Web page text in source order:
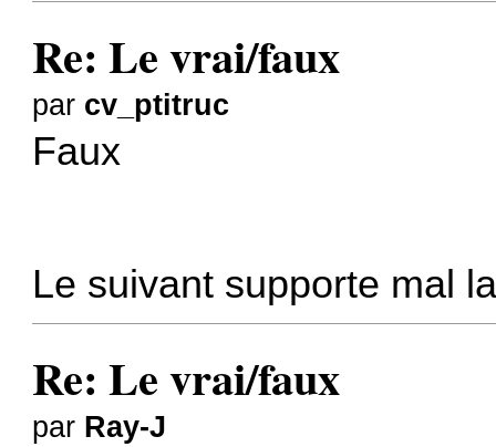
Re: Le vrai/faux
par cv_ptitruc
Faux
Le suivant supporte mal
Re: Le vrai/faux
par Ray-J